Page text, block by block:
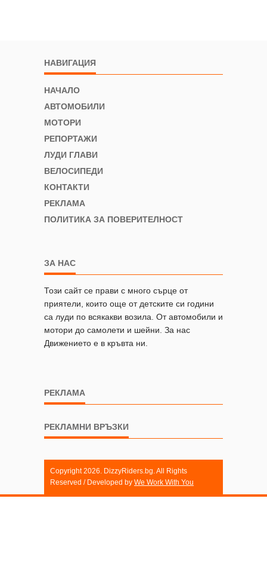
НАВИГАЦИЯ
НАЧАЛО
АВТОМОБИЛИ
МОТОРИ
РЕПОРТАЖИ
ЛУДИ ГЛАВИ
ВЕЛОСИПЕДИ
КОНТАКТИ
РЕКЛАМА
ПОЛИТИКА ЗА ПОВЕРИТЕЛНОСТ
ЗА НАС
Този сайт се прави с много сърце от
приятели, които още от детските си години
са луди по всякакви возила. От автомобили и
мотори до самолети и шейни. За нас
Движението е в кръвта ни.
РЕКЛАМА
РЕКЛАМНИ ВРЪЗКИ
Copyright 2026. DizzyRiders.bg. All Rights
Reserved / Developed by We Work With You